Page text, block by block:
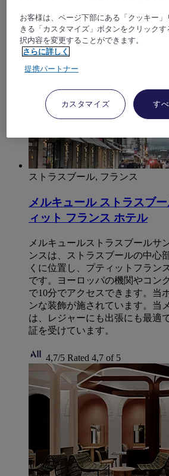
4,4/5Rated 4,4 of 5
ストラスブール, フランス
メルキュール ストラスブ
ィット フランス ホテル
メルキュールストラスブールサ
ンスは、ストラスブールの中心
くに位置し、プティットフラン
です。ヨーロッパの機関やコン
で10分でアクセスできます。当
ンな装飾が施されています。当
は、レジャーにも出張にも最適
証を受けています。
4,7/5 Rated 4,7 of 5
お客様は、ページ下部にある「クッキー
きる「カスタマイズ」ボタンをクリック
択内容を変更することができます。
さらに詳しく
提携パートナー
カスタマイズ す